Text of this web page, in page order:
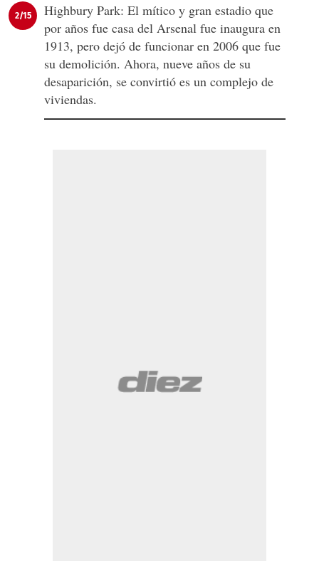
2/15
Highbury Park: El mítico y gran estadio que
por años fue casa del Arsenal fue inaugura en
1913, pero dejó de funcionar en 2006 que fue
su demolición. Ahora, nueve años de su
desaparición, se convirtió es un complejo de
viviendas.